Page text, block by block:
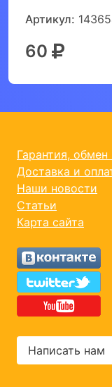
Артикул:
60
Гарантия, обмен
Доставка и
Наши новости
Статьи
Карта сайта
Написать нам